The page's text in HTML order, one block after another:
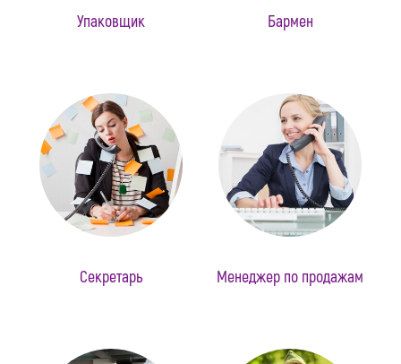
Упаковщик Бармен
Секретарь Менеджер по продажам